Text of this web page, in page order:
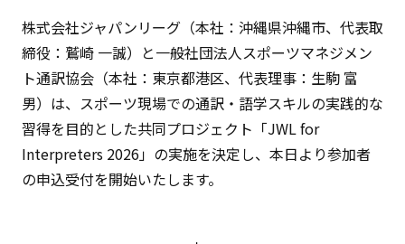
株式会社ジャパンリーグ（本社：沖縄県沖縄市、代表取
締役：鷲崎 一誠）と一般社団法人スポーツマネジメン
ト通訳協会（本社：東京都港区、代表理事：生駒 富
男）は、スポーツ現場での通訳・語学スキルの実践的な
習得を目的とした共同プロジェクト「JWL for
Interpreters 2026」の実施を決定し、本日より参加者
の申込受付を開始いたします。